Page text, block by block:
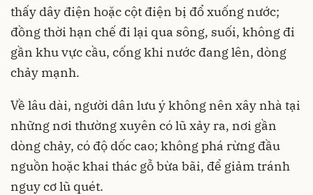
thấy dây điện hoặc cột điện bị đổ xuống nước;
đồng thời hạn chế đi lại qua sông, suối, không đi
gần khu vực cầu, cống khi nước đang lên, dòng
chảy mạnh.
Về lâu dài, người dân lưu ý không nên xây nhà tại
những nơi thường xuyên có lũ xảy ra, nơi gần
dòng chảy, có độ dốc cao; không phá rừng đầu
nguồn hoặc khai thác gỗ bừa bãi, để giảm tránh
nguy cơ lũ quét.